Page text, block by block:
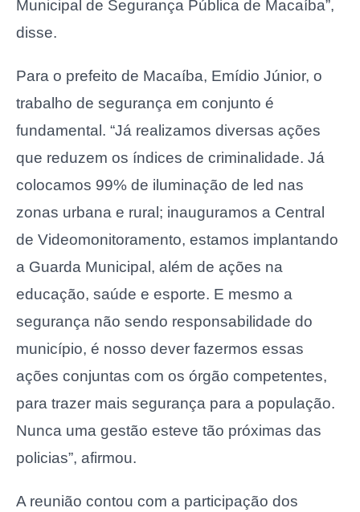
Municipal de Segurança Pública de Macaíba”,
disse.
Para o prefeito de Macaíba, Emídio Júnior, o
trabalho de segurança em conjunto é
fundamental. “Já realizamos diversas ações
que reduzem os índices de criminalidade. Já
colocamos 99% de iluminação de led nas
zonas urbana e rural; inauguramos a Central
de Videomonitoramento, estamos implantando
a Guarda Municipal, além de ações na
educação, saúde e esporte. E mesmo a
segurança não sendo responsabilidade do
município, é nosso dever fazermos essas
ações conjuntas com os órgão competentes,
para trazer mais segurança para a população.
Nunca uma gestão esteve tão próximas das
policias”, afirmou.
A reunião contou com a participação dos